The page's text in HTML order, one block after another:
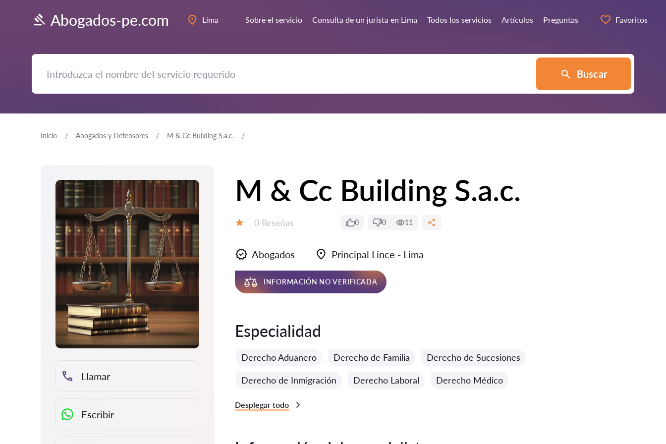
Abogados-pe.com Lima Sobre el servicio Consulta de un jurista en Lima Todos los servicios Artículos Preguntas Favoritos
Buscar
Inicio Abogados y Defensores M & Cc Building S.a.c.
Llamar
Escribir
M & Cc Building S.a.c.
Número de reseñas:
0 Reseñas 0 0 11
Abogados Principal Lince - Lima
INFORMACIÓN NO VERIFICADA
Especialidad
Derecho Aduanero Derecho de Familia Derecho de Sucesiones
Derecho de Inmigración Derecho Laboral Derecho Médico
Desplegar todo